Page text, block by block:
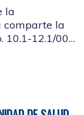
la
comparte la
10.1-12.1/002